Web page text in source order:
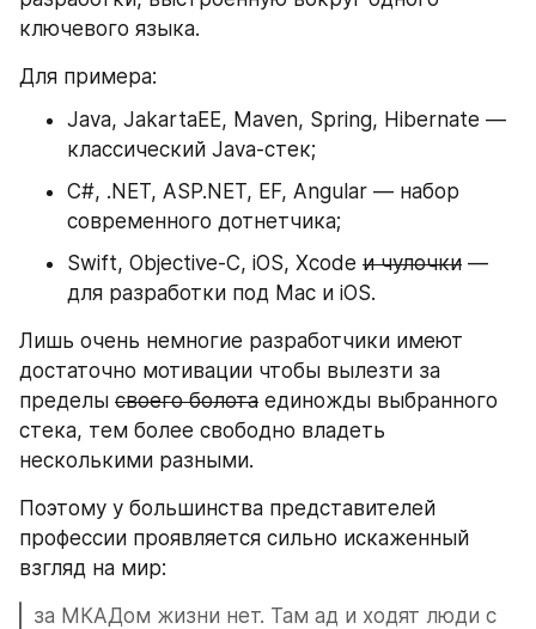
ключевого языка.
Для примера:
Java, JakartaEE, Maven, Spring, Hibernate —
классический Java-стек;
C#, .NET, ASP.NET, EF, Angular — набор
современного дотнетчика;
Swift, Objective-C, iOS, Xcode и чулочки —
для разработки под Mac и iOS.
Лишь очень немногие разработчики имеют
достаточно мотивации чтобы вылезти за
пределы своего болота единожды выбранного
стека, тем более свободно владеть
несколькими разными.
Поэтому у большинства представителей
профессии проявляется сильно искаженный
взгляд на мир:
за МКАДом жизни нет. Там ад и ходят люди с